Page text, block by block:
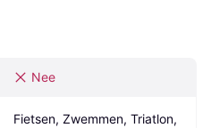
Nee
Fietsen, Zwemmen, Triatlon,